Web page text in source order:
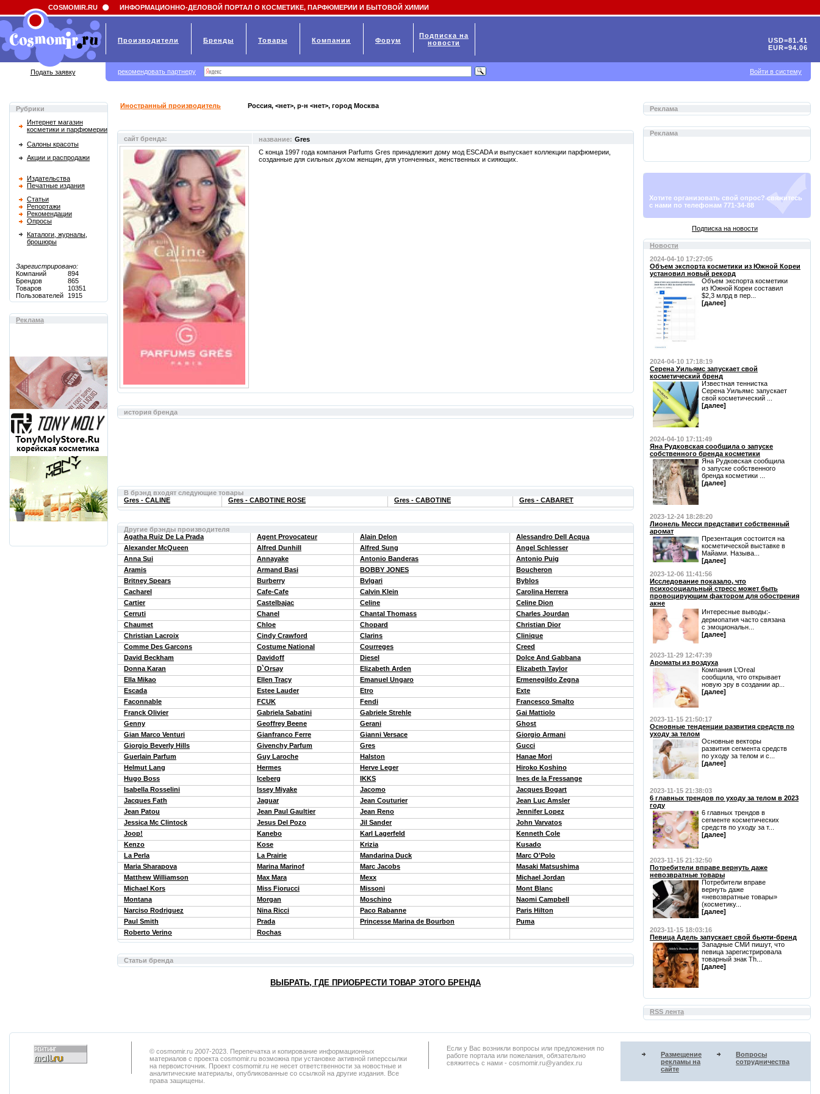
Field 'news_title' doesn't have a default value
Рубрики
Интернет магазин
косметики и парфюмерии
Салоны красоты
Акции и распродажи
Издательства
Печатные издания
Статьи
Репортажи
Рекомендации
Опросы
Каталоги, журналы,
брошюры
Зарегистрировано:
Компаний
894
Брендов
865
Товаров
10351
Пользователей
1915
Реклама
Иностранный производитель Россия, <нет>, р-н <нет>, город Москва
сайт бренда: название: Gres
С конца 1997 года компания Parfums Gres принадлежит дому мод ESCADA и выпускает коллекции парфюмерии,
созданные для сильных духом женщин, для утонченных, женственных и сияющих.
история бренда
В брэнд входят следующие товары
Gres - CALINE
Gres - CABOTINE ROSE Gres - CABOTINE Gres - CABARET
Другие брэнды производителя
Agatha Ruiz De La Prada
Agent Provocateur Alain Delon
Alessandro Dell Acqua
Alexander McQueen
Alfred Dunhill Alfred Sung
Angel Schlesser
Anna Sui
Annayake Antonio Banderas
Antonio Puig
Aramis
Armand Basi BOBBY JONES
Boucheron
Britney Spears
Burberry Bvlgari
Byblos
Cacharel
Cafe-Cafe Calvin Klein
Carolina Herrera
Cartier
Castelbajac Celine
Celine Dion
Cerruti
Chanel Chantal Thomass
Charles Jourdan
Chaumet
Chloe Chopard
Christian Dior
Christian Lacroix
Cindy Crawford Clarins
Clinique
Comme Des Garcons
Costume National Courreges
Creed
David Beckham
Davidoff Diesel
Dolce And Gabbana
Donna Karan
D`Orsay Elizabeth Arden
Elizabeth Taylor
Ella Mikao
Ellen Tracy Emanuel Ungaro
Ermenegildo Zegna
Escada
Estee Lauder Etro
Exte
Faconnable
FCUK Fendi
Francesco Smalto
Franck Olivier
Gabriela Sabatini Gabriele Strehle
Gai Mattiolo
Genny
Geoffrey Beene Gerani
Ghost
Gian Marco Venturi
Gianfranco Ferre Gianni Versace
Giorgio Armani
Giorgio Beverly Hills
Givenchy Parfum Gres
Gucci
Guerlain Parfum
Guy Laroche Halston
Hanae Mori
Helmut Lang
Hermes Herve Leger
Hiroko Koshino
Hugo Boss
Iceberg IKKS
Ines de la Fressange
Isabella Rosselini
Issey Miyake Jacomo
Jacques Bogart
Jacques Fath
Jaguar Jean Couturier
Jean Luc Amsler
Jean Patou
Jean Paul Gaultier Jean Reno
Jennifer Lopez
Jessica Mc Clintock
Jesus Del Pozo Jil Sander
John Varvatos
Joop!
Kanebo Karl Lagerfeld
Kenneth Cole
Kenzo
Kose Krizia
Kusado
La Perla
La Prairie Mandarina Duck
Marc O'Polo
Maria Sharapova
Marina Marinof Marс Jacobs
Masaki Matsushima
Matthew Williamson
Max Mara Mexx
Michael Jordan
Michael Kors
Miss Fiorucci Missoni
Mont Blanc
Montana
Morgan Moschino
Naomi Campbell
Narciso Rodriguez
Nina Ricci Paco Rabanne
Paris Hilton
Paul Smith
Prada Princesse Marina de Bourbon
Puma
Roberto Verino
Rochas
Статьи бренда
ВЫБРАТЬ, ГДЕ ПРИОБРЕСТИ ТОВАР ЭТОГО БРЕНДА
Реклама
Реклама
Хотите организовать свой опрос? свяжитесь
с нами по телефонам 771-34-88
Подписка на новости
Новости
2024-04-10 17:27:05
Объем экспорта косметики из Южной Кореи
установил новый рекорд
Объем экспорта косметики
из Южной Кореи составил
$2,3 млрд в пер...
[далее]
2024-04-10 17:18:19
Серена Уильямс запускает свой
косметический бренд
Известная теннистка
Серена Уильямс запускает
свой косметический ...
[далее]
2024-04-10 17:11:49
Яна Рудковская сообщила о запуске
собственного бренда косметики
Яна Рудковская сообщила
о запуске собственного
бренда косметики ...
[далее]
2023-12-24 18:28:20
Лионель Месси представит собственный
аромат
Презентация состоится на
косметической выставке в
Майами. Называ...
[далее]
2023-12-06 11:41:56
Исследование показало, что
психосоциальный стресс может быть
провоцирующим фактором для обострения
акне
Интересные выводы:⁃
дермопатия часто связана
с эмоциональн...
[далее]
2023-11-29 12:47:39
Ароматы из воздуха
Компания L’Oreal
сообщила, что открывает
новую эру в создании ар...
[далее]
2023-11-15 21:50:17
Основные тенденции развития средств по
уходу за телом
Основные векторы
развития сегмента средств
по уходу за телом и с...
[далее]
2023-11-15 21:38:03
6 главных трендов по уходу за телом в 2023
году
6 главных трендов в
сегменте косметических
средств по уходу за т...
[далее]
2023-11-15 21:32:50
Потребители вправе вернуть даже
невозвратные товары
Потребители вправе
вернуть даже
«невозвратные товары»
(косметику...
[далее]
2023-11-15 18:03:16
Певица Адель запускает свой бьюти-бренд
Западные СМИ пишут, что
певица зарегистрировала
товарный знак Th...
[далее]
RSS лента
© cosmomir.ru 2007-2023. Перепечатка и копирование информационных
материалов с проекта cosmomir.ru возможна при установке активной гиперссылки
на первоисточник. Проект cosmomir.ru не несет ответственности за новостные и
аналитические материалы, опубликованные со ссылкой на другие издания. Все
права защищены.
Если у Вас возникли вопросы или предложения по
работe портала или пожелания, обязательно
свяжитесь с нами - cosmomir.ru@yandex.ru
Размещение
рекламы на
сайте
Вопросы
сотрудничества
COSMOMIR.RU ИНФОРМАЦИОННО-ДЕЛОВОЙ ПОРТАЛ О КОСМЕТИКЕ, ПАРФЮМЕРИИ И БЫТОВОЙ ХИМИИ
Производители Бренды Товары Компании Форум
Подписка на
новости
USD=81.41
EUR=94.06
Подать заявку рекомендовать партнеру Войти в систему